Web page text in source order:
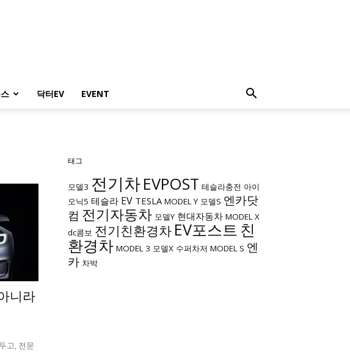
닥터EV EVENT
니라
고, 전문
태그
모델3 전기차EVPOST 테슬라충전 아이
오닉5 테슬라 EV TESLA MODEL Y 모델S 엔카닷
컴 전기자동차 모델Y 현대자동차 MODEL X
dc콤보 전기친환경차 EV포스트 친
환경차 MODEL 3 모델X 수퍼차저 MODEL S 엔
카 차박